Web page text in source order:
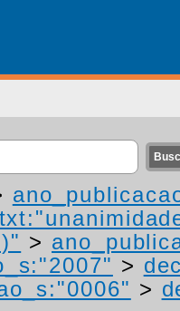
>
>
>